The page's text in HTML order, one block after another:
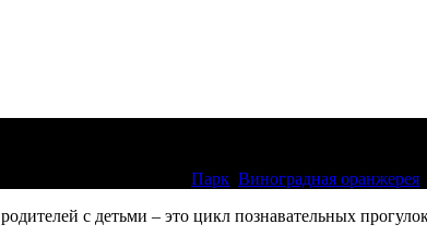
Парк Виноградная оранжерея
с детьми – это цикл познавательных